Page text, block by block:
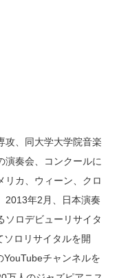
攻、同大学大学院音楽
演奏会、コンクールに
リカ、ウィーン、クロ
2013年2月、日本演奏
ソロデビューリサイタ
ロリサイタルを開
チャンネルを